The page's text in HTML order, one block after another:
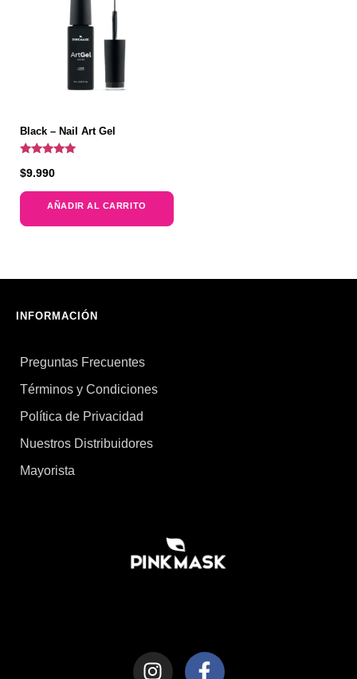
Black – Nail Art Gel
con
de 5
$9.990
AÑADIR AL CARRITO
INFORMACIÓN
Preguntas Frecuentes
Términos y Condiciones
Política de Privacidad
Nuestros Distribuidores
Mayorista